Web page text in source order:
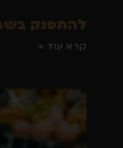
להתפנק
קרא עוד »